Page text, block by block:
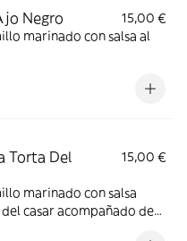
Negro
15,00 €
marinado con salsa al
Torta Del
15,00 €
marinado con salsa
casar acompañado de